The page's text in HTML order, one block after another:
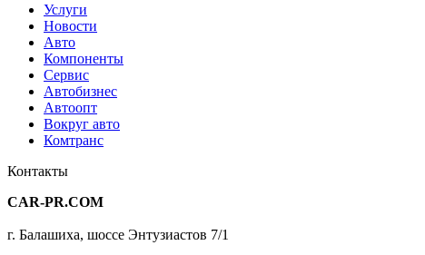
Услуги
Новости
Авто
Компоненты
Сервис
Автобизнес
Автоопт
Вокруг авто
Комтранс
Контакты
CAR-PR.COM
г. Балашиха, шоссе Энтузиастов 7/1